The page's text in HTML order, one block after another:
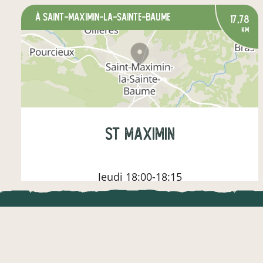
à Saint-Maximin-la-Sainte-Baume 17,78
km
St maximin
Jeudi 18:00-18:15